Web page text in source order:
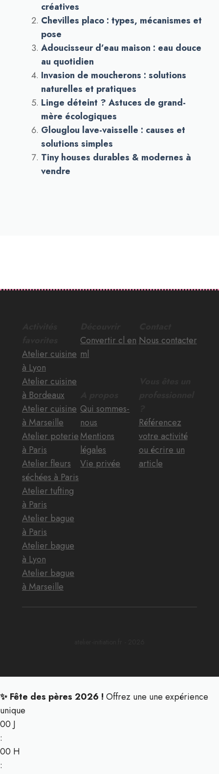
créatives
Chevilles placo : types, mécanismes et
pose
Adoucisseur d’eau maison : eau douce
au quotidien
Invasion de moucherons : solutions
naturelles et pratiques
Linge déteint ? Astuces de grand-
mère écologiques
Glouglou lave-vaisselle : causes et
solutions simples
Tiny houses durables & modernes à
vendre
Atelier cuisine
à Lyon
Atelier cuisine
à Bordeaux
Atelier cuisine
à Marseille
Atelier poterie
à Paris
Atelier fleurs
séchées à Paris
Atelier tufting
à Paris
Atelier bague
à Paris
Atelier bague
à Lyon
Atelier bague
à Marseille
Convertir cl en
ml
Qui sommes-
nous
Mentions
légales
Vie privée
Nous contacter
Référencez
votre activité
ou écrire un
article
✨ Fête des pères 2026 ! Offrez une une expérience
unique
00 J
:
00 H
: